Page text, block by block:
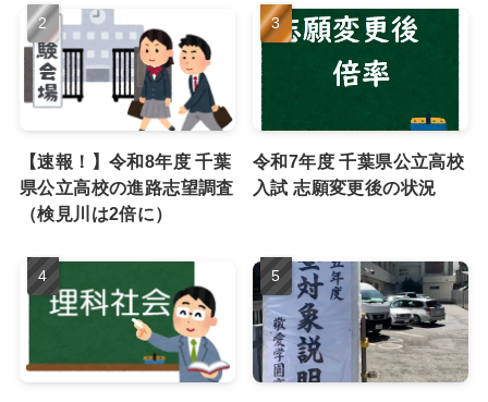
【速報！】令和8年度 千葉
県公立高校の進路志望調査
（検見川は2倍に）
令和7年度 千葉県公立高校
入試 志願変更後の状況